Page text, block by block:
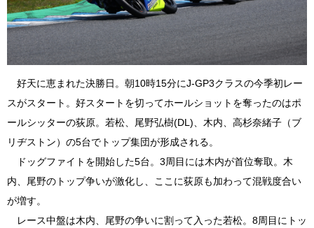
好天に恵まれた決勝日。朝10時15分にJ-GP3クラスの今季初レー
スがスタート。好スタートを切ってホールショットを奪ったのはポ
ールシッターの荻原。若松、尾野弘樹(DL)、木内、高杉奈緒子（ブ
リヂストン）の5台でトップ集団が形成される。
ドッグファイトを開始した5台。3周目には木内が首位奪取。木
内、尾野のトップ争いが激化し、ここに荻原も加わって混戦度合い
が増す。
レース中盤は木内、尾野の争いに割って入った若松。8周目にトッ